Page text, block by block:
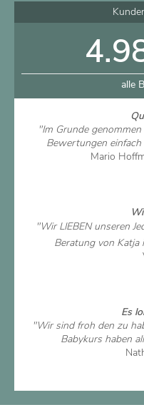
alle
"Im Grunde
Bewertungen
Mario
"Wir LIEBEN unseren
Beratung von
Es
"Wir sind froh den zu
Babykurs haben